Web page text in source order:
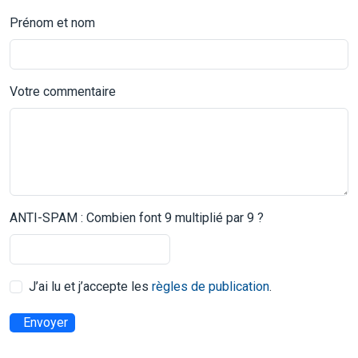
Prénom et nom
Votre commentaire
ANTI-SPAM : Combien font 9 multiplié par 9 ?
J’ai lu et j’accepte les règles de publication.
Envoyer